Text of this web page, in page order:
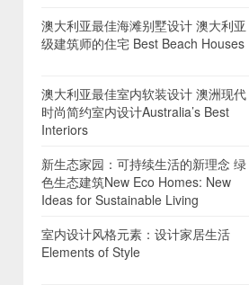
澳大利亚最佳海滩别墅设计 澳大利亚
级建筑师的住宅 Best Beach Houses
澳大利亚最佳室内软装设计 澳洲现代
时尚简约室内设计Australia’s Best
Interiors
新生态家园：可持续生活的新理念 绿
色生态建筑New Eco Homes: New
Ideas for Sustainable Living
室内设计风格元素：设计家居生活
Elements of Style